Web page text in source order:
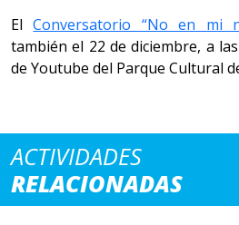
ElConversatorio “No en mi
también el 22 de diciembre, a
de Youtube del Parque Cultural
ACTIVIDADES
RELACIONADAS